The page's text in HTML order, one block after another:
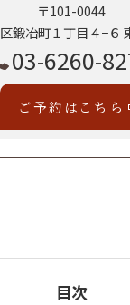
〒101-0044
鍛冶町１丁目４−６
03-6260-
ご予約はこちら
目次